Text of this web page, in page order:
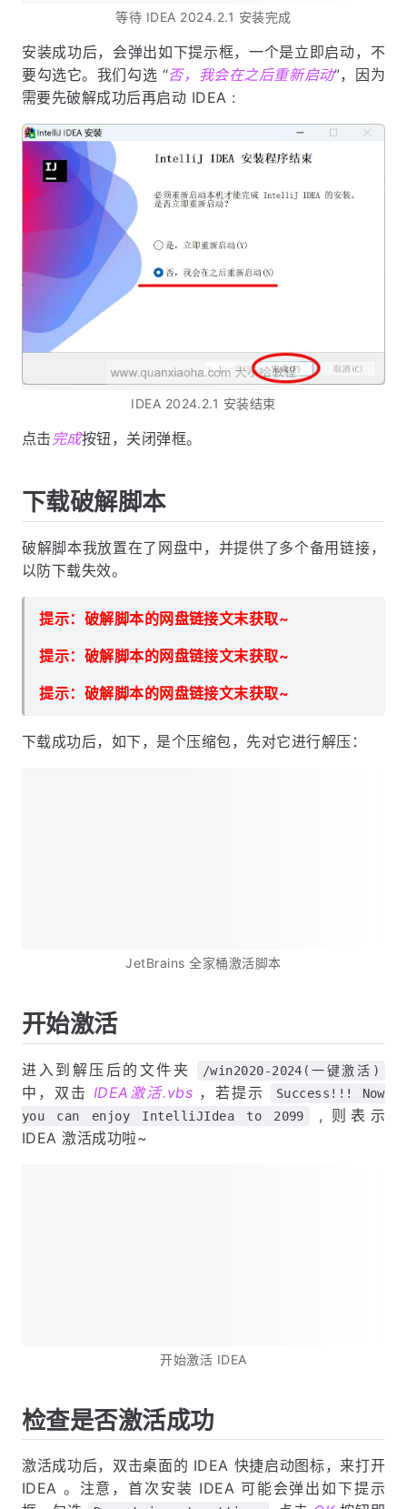
等待 IDEA 2024.2.1 安装完成
安装成功后，会弹出如下提示框，一个是立即启动，不
要勾选它。我们勾选 “否，我会在之后重新启动”，因为
需要先破解成功后再启动 IDEA :
IDEA 2024.2.1 安装结束
点击 完成按钮，关闭弹框。
下载破解脚本
破解脚本我放置在了网盘中，并提供了多个备用链接，
以防下载失效。
提示：破解脚本的网盘链接文末获取~
提示：破解脚本的网盘链接文末获取~
提示：破解脚本的网盘链接文末获取~
下载成功后，如下，是个压缩包，先对它进行解压：
JetBrains 全家桶激活脚本
开始激活
进入到解压后的文件夹 /win2020-2024(一键激活)
中，双击 IDEA激活.vbs ，若提示
Success!!! Now
you can enjoy IntelliJIdea to 2099
, 则表示
IDEA 激活成功啦~
开始激活 IDEA
检查是否激活成功
激活成功后，双击桌面的 IDEA 快捷启动图标，来打开
IDEA 。注意，首次安装 IDEA 可能会弹出如下提示